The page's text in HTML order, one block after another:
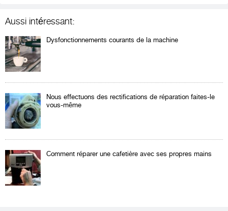
Aussi intéressant:
Dysfonctionnements courants de la machine
Nous effectuons des rectifications de réparation faites-le
vous-même
Comment réparer une cafetière avec ses propres mains